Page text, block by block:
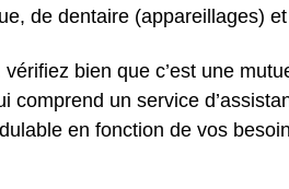
de dentaire (appareillages) et
vérifiez bien que c’est une
comprend un service
en fonction de vos